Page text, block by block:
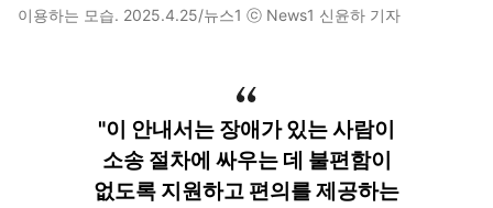
이용하는 모습. 2025.4.25/뉴스1 ⓒ News1 신윤하 기자
"이 안내서는 장애가 있는 사람이
소송 절차에 싸우는 데 불편함이
없도록 지원하고 편의를 제공하는